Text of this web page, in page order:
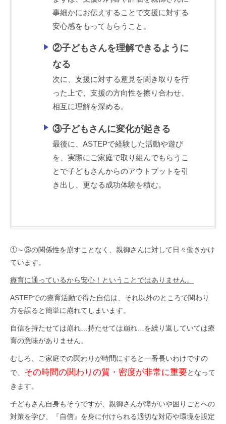
事細かにお伝えすることで支援に対する
安心感をもってもらうこと。
②子どもさんを理解できるように
なる
次に、支援に対する意見を聞き取りを行
った上で、支援の方向性を擦り合わせ、
相互に理解を深める。
③子どもさんに変化が起きる
最後に、ASTEPで経験した活動や遊び
を、実際にご家庭で取り組んでもらうこ
とで子どもさんからのアウトプットを引
き出し、更なる成功体験を積む。
①～③の関係性を崩すことなく、親御さんに対して日々働きかけ
ています。
療育に通っているから安心！ということではありません。
ASTEPでの療育活動で得た自信は、それ以外のところで関わり
方を誤ると簡単に崩れてしまいます。
自信を持たせては崩れ…持たせては崩れ…を繰り返していては療
育の意味がありません。
むしろ、ご家庭での関わりが時間にすると一番長いわけですの
で、 その時間の関わりの質・密度が非常に重要となって
きます。
子どもさん自身もそうですが、親御さんが障がいや困りごとへの
対策を学び、『自信』を身に付けられる適切な対応や環境を設定